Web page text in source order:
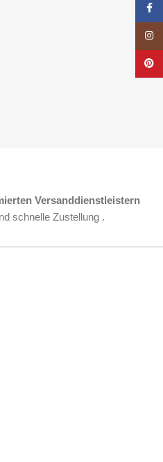
Versanddienstleistern
schnelle Zustellung .